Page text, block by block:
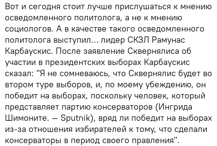
Вот и сегодня стоит лучше прислушаться к мнению
осведомленного политолога, а не к мнению
социологов. А в качестве такого осведомленного
политолога выступил… лидер СКЗЛ Рамунас
Карбаускис. После заявление Сквернялиса об
участии в президентских выборах Карбаускис
сказал: "Я не сомневаюсь, что Сквернялис будет во
втором туре выборов, и, по моему убеждению, он
победит на выборах, поскольку человек, который
представляет партию консерваторов (Ингрида
Шимоните. — Sputnik), вряд ли победит на выборах
из-за отношения избирателей к тому, что сделали
консерваторы в период своего правления".